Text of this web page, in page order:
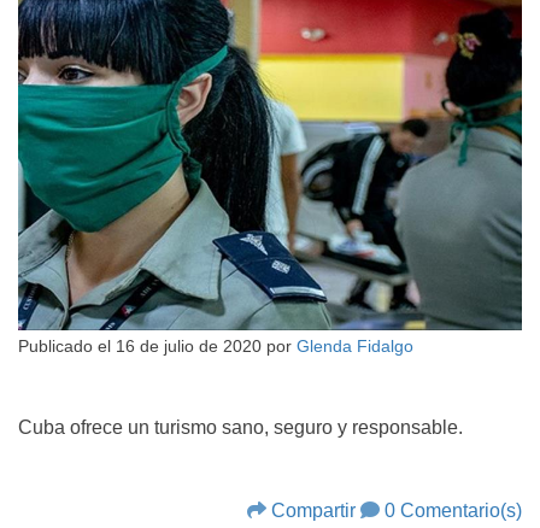
Publicado el 16 de julio de 2020 por Glenda Fidalgo
Cuba ofrece un turismo sano, seguro y responsable.
Compartir 0 Comentario(s)